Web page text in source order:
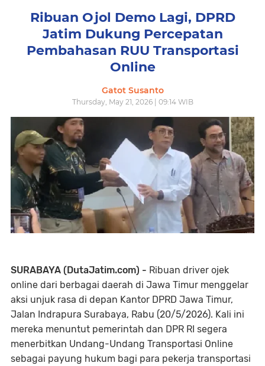
Ribuan Ojol Demo Lagi, DPRD
Jatim Dukung Percepatan
Pembahasan RUU Transportasi
Online
Gatot Susanto
Thursday, May 21, 2026 | 09:14 WIB
SURABAYA (DutaJatim.com) - Ribuan driver ojek
online dari berbagai daerah di Jawa Timur menggelar
aksi unjuk rasa di depan Kantor DPRD Jawa Timur,
Jalan Indrapura Surabaya, Rabu (20/5/2026). Kali ini
mereka menuntut pemerintah dan DPR RI segera
menerbitkan Undang-Undang Transportasi Online
sebagai payung hukum bagi para pekerja transportasi